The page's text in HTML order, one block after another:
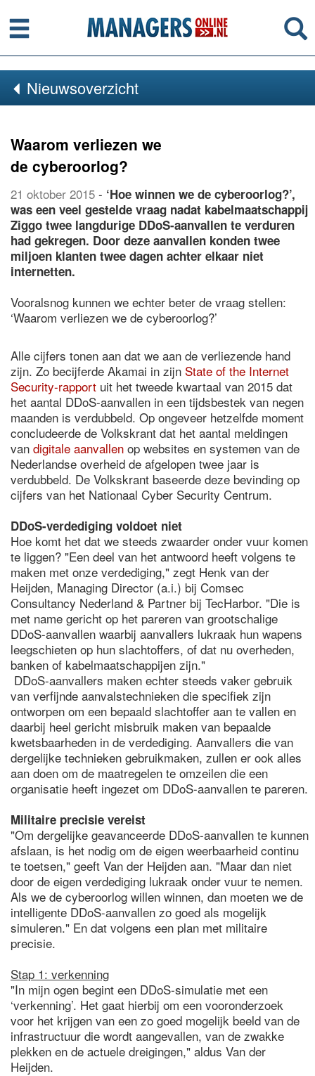
Menu
Nieuwsoverzicht
Waarom verliezen we
de cyberoorlog?
21 oktober 2015 - ‘Hoe winnen we de cyberoorlog?’,
was een veel gestelde vraag nadat kabelmaatschappij
Ziggo twee langdurige DDoS-aanvallen te verduren
had gekregen. Door deze aanvallen konden twee
miljoen klanten twee dagen achter elkaar niet
internetten.
Vooralsnog kunnen we echter beter de vraag stellen:
‘Waarom verliezen we de cyberoorlog?’
Alle cijfers tonen aan dat we aan de verliezende hand
zijn. Zo becijferde Akamai in zijn State of the Internet
Security-rapport uit het tweede kwartaal van 2015 dat
het aantal DDoS-aanvallen in een tijdsbestek van negen
maanden is verdubbeld. Op ongeveer hetzelfde moment
concludeerde de Volkskrant dat het aantal meldingen
van digitale aanvallen op websites en systemen van de
Nederlandse overheid de afgelopen twee jaar is
verdubbeld. De Volkskrant baseerde deze bevinding op
cijfers van het Nationaal Cyber Security Centrum.
DDoS-verdediging voldoet niet
Hoe komt het dat we steeds zwaarder onder vuur komen
te liggen? "Een deel van het antwoord heeft volgens te
maken met onze verdediging," zegt Henk van der
Heijden, Managing Director (a.i.) bij Comsec
Consultancy Nederland & Partner bij TecHarbor. "Die is
met name gericht op het pareren van grootschalige
DDoS-aanvallen waarbij aanvallers lukraak hun wapens
leegschieten op hun slachtoffers, of dat nu overheden,
banken of kabelmaatschappijen zijn."
DDoS-aanvallers maken echter steeds vaker gebruik
van verfijnde aanvalstechnieken die specifiek zijn
ontworpen om een bepaald slachtoffer aan te vallen en
daarbij heel gericht misbruik maken van bepaalde
kwetsbaarheden in de verdediging. Aanvallers die van
dergelijke technieken gebruikmaken, zullen er ook alles
aan doen om de maatregelen te omzeilen die een
organisatie heeft ingezet om DDoS-aanvallen te pareren.
Militaire precisie vereist
"Om dergelijke geavanceerde DDoS-aanvallen te kunnen
afslaan, is het nodig om de eigen weerbaarheid continu
te toetsen," geeft Van der Heijden aan. "Maar dan niet
door de eigen verdediging lukraak onder vuur te nemen.
Als we de cyberoorlog willen winnen, dan moeten we de
intelligente DDoS-aanvallen zo goed als mogelijk
simuleren." En dat volgens een plan met militaire
precisie.
Stap 1: verkenning
"In mijn ogen begint een DDoS-simulatie met een
‘verkenning’. Het gaat hierbij om een vooronderzoek
voor het krijgen van een zo goed mogelijk beeld van de
infrastructuur die wordt aangevallen, van de zwakke
plekken en de actuele dreigingen," aldus Van der
Heijden.